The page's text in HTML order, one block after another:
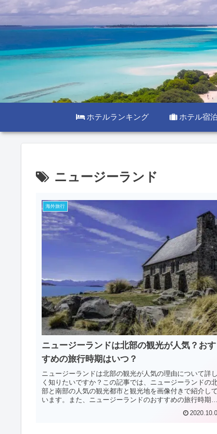
ホテルランキング ホテル宿
ニュージーランド
海外旅行
ニュージーランドは北部の観光が人気？おす
すめの旅行時期はいつ？
ニュージーランドは北部の観光が人気の理由について詳
く知りたいですか？この記事では、ニュージーランドの
部と南部の人気の観光都市と観光地を画像付きで紹介し
います。また、ニュージーランドのおすすめの旅行時期